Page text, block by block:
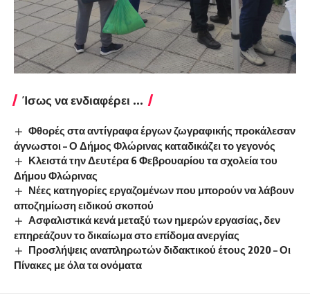
Ίσως να ενδιαφέρει ...
Φθορές στα αντίγραφα έργων ζωγραφικής προκάλεσαν
άγνωστοι – Ο Δήμος Φλώρινας καταδικάζει το γεγονός
Κλειστά την Δευτέρα 6 Φεβρουαρίου τα σχολεία του
Δήμου Φλώρινας
Νέες κατηγορίες εργαζομένων που μπορούν να λάβουν
αποζημίωση ειδικού σκοπού
Ασφαλιστικά κενά μεταξύ των ημερών εργασίας, δεν
επηρεάζουν το δικαίωμα στο επίδομα ανεργίας
Προσλήψεις αναπληρωτών διδακτικού έτους 2020 – Οι
Πίνακες με όλα τα ονόματα